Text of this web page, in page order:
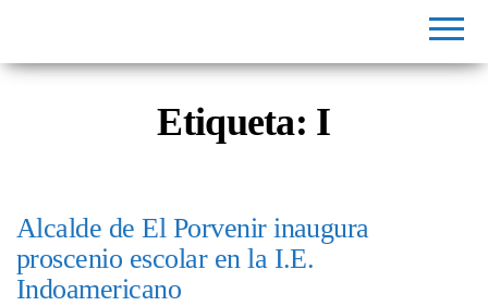
Etiqueta: I
Alcalde de El Porvenir inaugura
proscenio escolar en la I.E.
Indoamericano